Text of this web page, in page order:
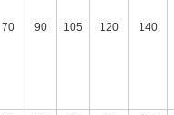
70 90 105 120 140